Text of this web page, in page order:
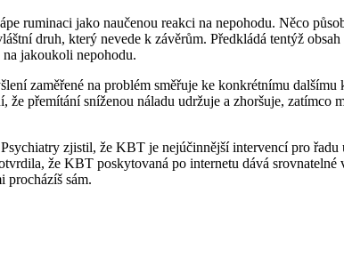
ruminaci jako naučenou reakci na nepohodu. Něco
druh, který nevede k závěrům. Předkládá tentýž
jakoukoli nepohodu.
zaměřené na problém směřuje ke konkrétnímu
přemítání sníženou náladu udržuje a zhoršuje,
zjistil, že KBT je nejúčinnější intervencí pro
že KBT poskytovaná po internetu dává
procházíš sám.